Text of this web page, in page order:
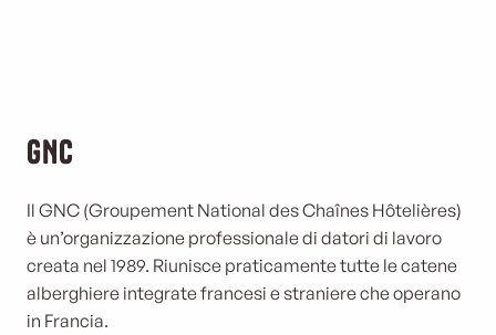
GNC
Il GNC (Groupement National des Chaînes Hôtelières)
è un’organizzazione professionale di datori di lavoro
creata nel 1989. Riunisce praticamente tutte le catene
alberghiere integrate francesi e straniere che operano
in Francia.